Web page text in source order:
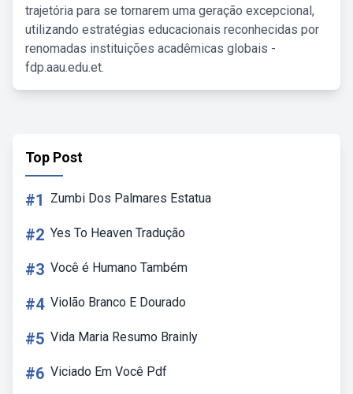
trajetória para se tornarem uma geração excepcional,
utilizando estratégias educacionais reconhecidas por
renomadas instituições acadêmicas globais -
fdp.aau.edu.et.
Top Post
#1 Zumbi Dos Palmares Estatua
#2 Yes To Heaven Tradução
#3 Você é Humano Também
#4 Violão Branco E Dourado
#5 Vida Maria Resumo Brainly
#6 Viciado Em Você Pdf